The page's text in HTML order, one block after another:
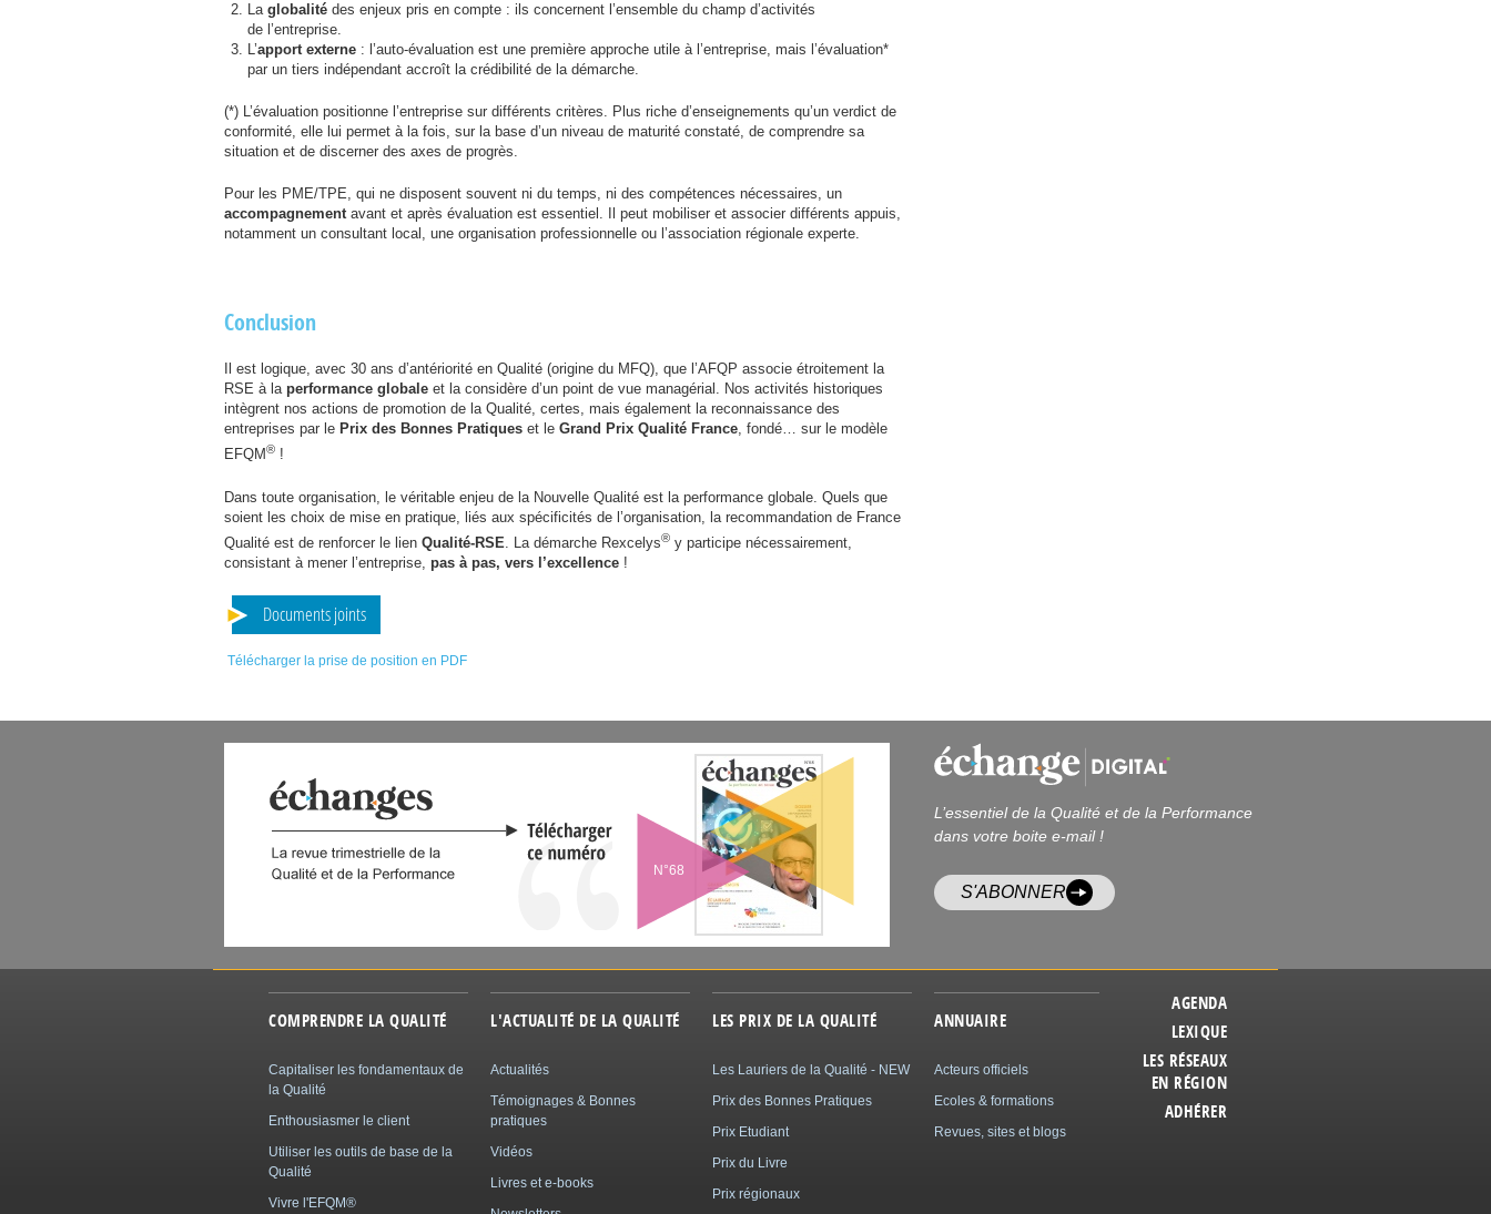
La globalité des enjeux pris en compte : ils concernent l’ensemble du champ d’activités
de l’entreprise.
L’apport externe: l’auto-évaluation est une première approche utile à l’entreprise, mais l’évaluation*
par un tiers indépendant accroît la crédibilité de la démarche.
(*) L’évaluation positionne l’entreprise sur différents critères. Plus riche d’enseignements qu’un verdict de
conformité, elle lui permet à la fois, sur la base d’un niveau de maturité constaté, de comprendre sa
situation et de discerner des axes de progrès.
Pour les PME/TPE, qui ne disposent souvent ni du temps, ni des compétences nécessaires, un
accompagnementavant et après évaluation est essentiel. Il peut mobiliser et associer différents appuis,
notamment un consultant local, une organisation professionnelle ou l’association régionale experte.
Conclusion
Il est logique, avec 30 ans d’antériorité en Qualité (origine du MFQ), que l’AFQP associe étroitement la
RSE à la performance globale et la considère d’un point de vue managérial. Nos activités historiques
intègrent nos actions de promotion de la Qualité, certes, mais également la reconnaissance des
entreprises par le Prix des Bonnes Pratiques et le Grand Prix Qualité France, fondé… sur le modèle
EFQM® !
Dans toute organisation, le véritable enjeu de la Nouvelle Qualité est la performance globale. Quels que
soient les choix de mise en pratique, liés aux spécificités de l’organisation, la recommandation de France
Qualité est de renforcer le lien Qualité-RSE . La démarche Rexcelys® y participe nécessairement,
consistant à mener l’entreprise, pas à pas, vers l’excellence !
Documents joints
Télécharger la prise de position en PDF
N°68
L’essentiel de la Qualité et de la Performance
dans votre boite e-mail !
S'ABONNER
COMPRENDRE LA QUALITÉ
Capitaliser les fondamentaux de
la Qualité
Enthousiasmer le client
Utiliser les outils de base de la
Qualité
Vivre l'EFQM®
L'ACTUALITÉ DE LA QUALITÉ
Actualités
Témoignages & Bonnes
pratiques
Vidéos
Livres et e-books
LES PRIX DE LA QUALITÉ
Les Lauriers de la Qualité - NEW
Prix des Bonnes Pratiques
Prix Etudiant
Prix du Livre
Prix régionaux
ANNUAIRE
Acteurs officiels
Ecoles & formations
Revues, sites et blogs
AGENDA
LEXIQUE
LES RÉSEAUX
EN RÉGION
ADHÉRER